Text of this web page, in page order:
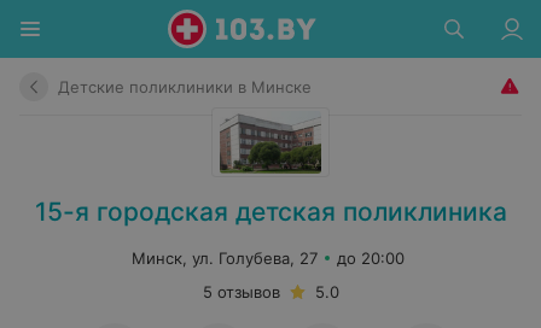
Детские поликлиники в Минске
15-я городская детская поликлиника
Минск, ул. Голубева, 27
до 20:00
5 отзывов
5.0